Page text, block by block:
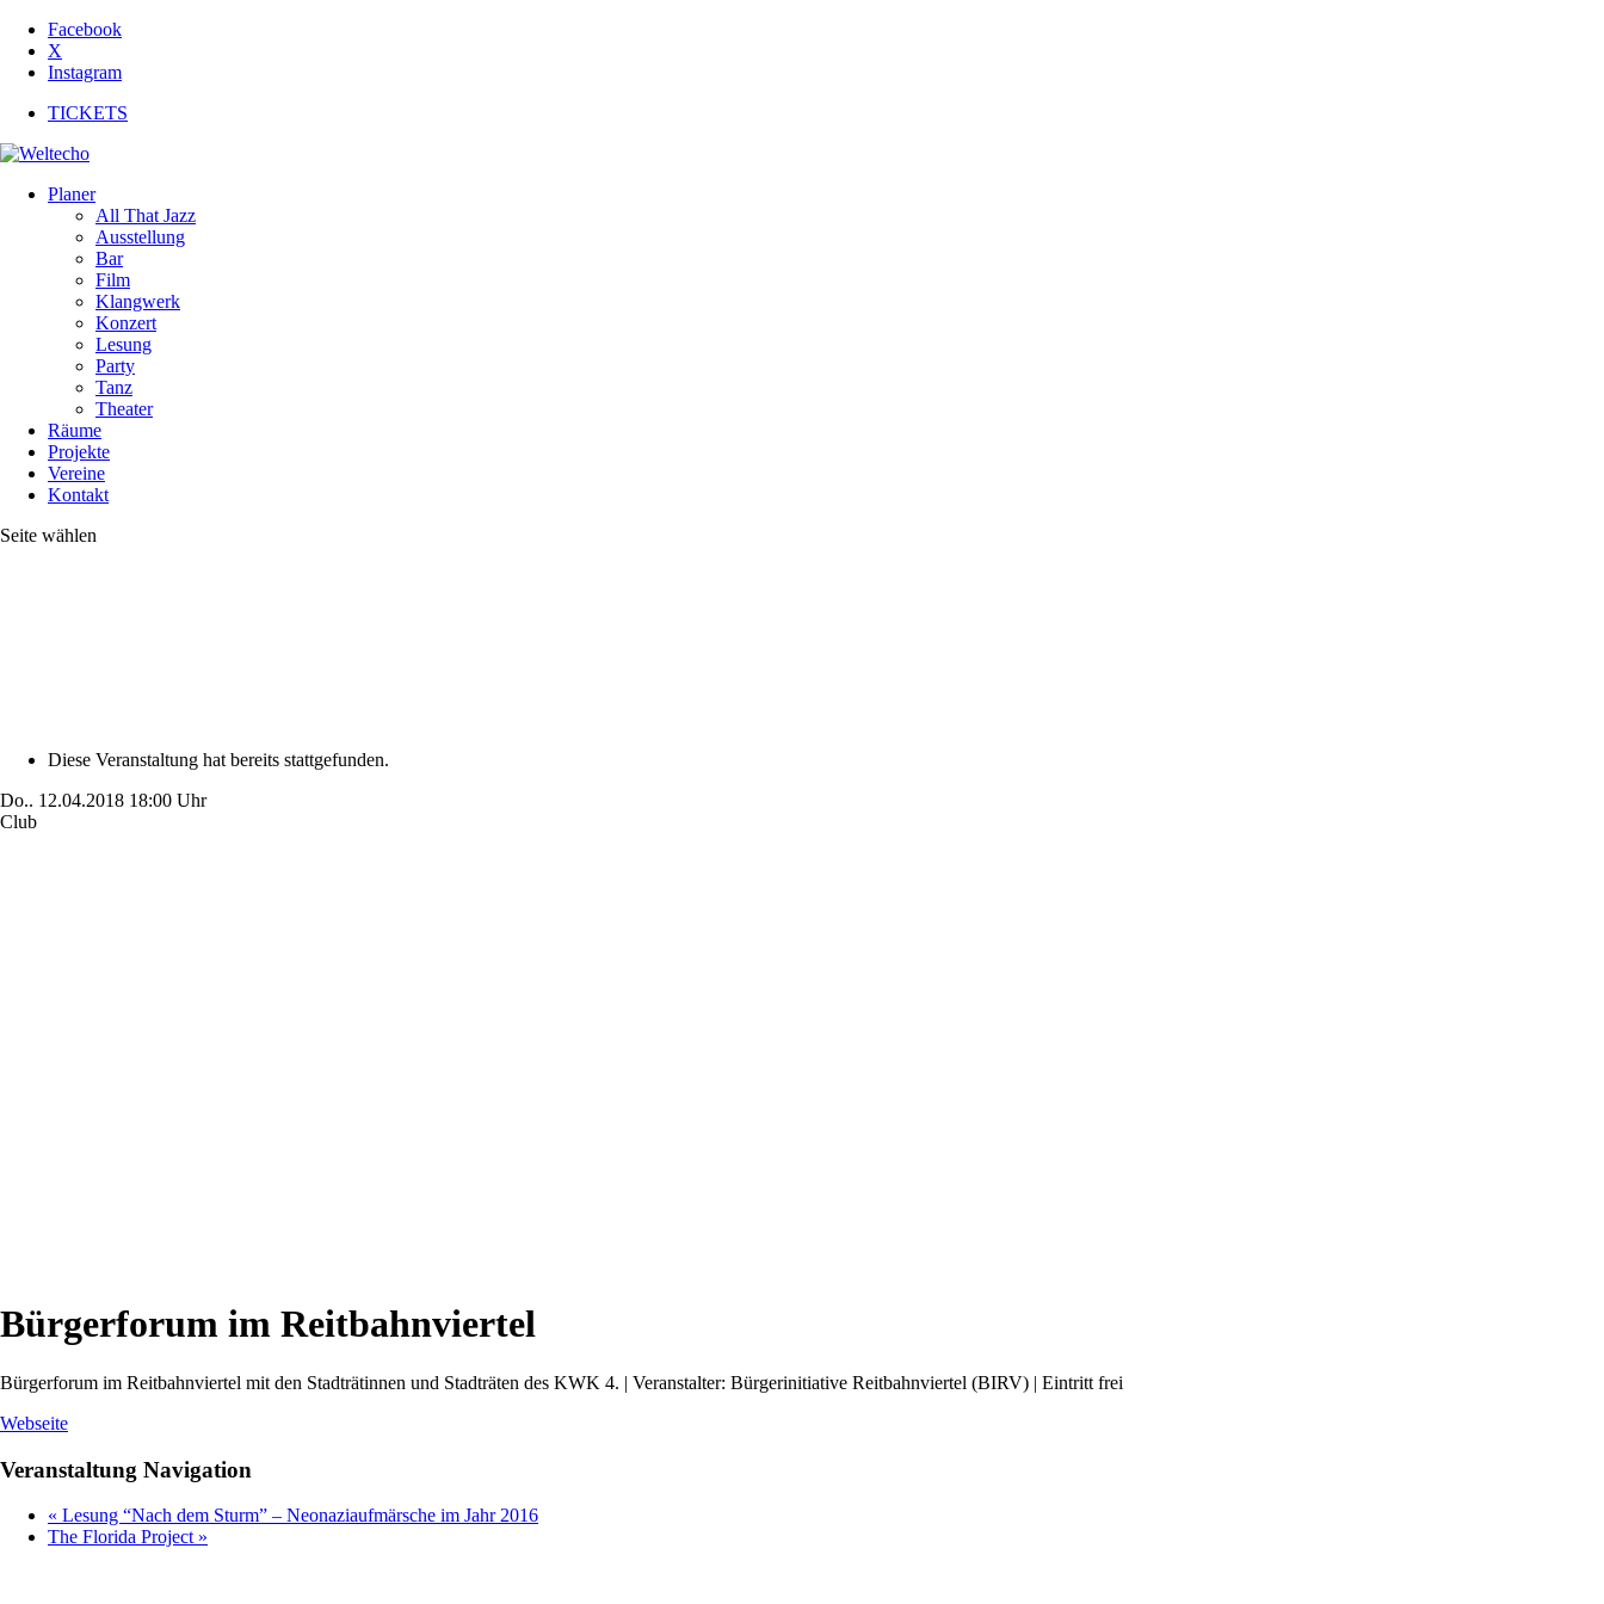
Facebook
X
Instagram
TICKETS
Planer
All That Jazz
Ausstellung
Bar
Film
Klangwerk
Konzert
Lesung
Party
Tanz
Theater
Räume
Projekte
Vereine
Kontakt
Seite wählen
Diese Veranstaltung hat bereits stattgefunden.
Do.. 12.04.2018 18:00 Uhr
Club
Bürgerforum im Reitbahnviertel
Bürgerforum im Reitbahnviertel mit den Stadträtinnen und Stadträten des KWK 4. | Veranstalter: Bürgerinitiative Reitbahnviertel (BIRV) | Eintritt frei
Webseite
Veranstaltung Navigation
« Lesung “Nach dem Sturm” – Neonaziaufmärsche im Jahr 2016
The Florida Project »